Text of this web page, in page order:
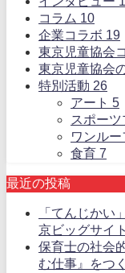
コラム 10
企業コラボ 19
東京児童協会
東京児童協会
特別活動 26
アート 5
スポーツ
ワンルー
食育 7
最近の投稿
「てんじかい
京ビッグサイ
保育士の社会
む仕事』をつ